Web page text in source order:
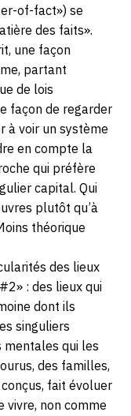
of-fact») se
des faits».
une façon
partant
de lois
façon de regarder
à voir un système
en compte la
qui préfère
capital. Qui
plutôt qu’à
théorique
des lieux
: des lieux qui
dont ils
singuliers
qui les
des familles,
fait évoluer
vivre, non comme